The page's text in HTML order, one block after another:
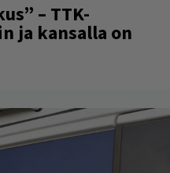
– TTK-
ja kansalla on